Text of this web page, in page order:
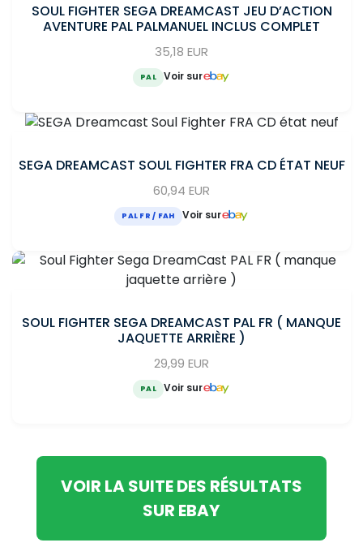
SOUL FIGHTER SEGA DREAMCAST JEU D’ACTION
AVENTURE PAL PALMANUEL INCLUS COMPLET
35,18 EUR
PAL Voir sur
SEGA DREAMCAST SOUL FIGHTER FRA CD ÉTAT NEUF
60,94 EUR
PAL FR / FAH Voir sur
SOUL FIGHTER SEGA DREAMCAST PAL FR ( MANQUE
JAQUETTE ARRIÈRE )
29,99 EUR
PAL Voir sur
VOIR LA SUITE DES RÉSULTATS
SUR EBAY